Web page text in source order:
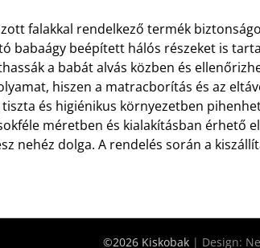
falakkal rendelkező termék
babaágy beépített hálós részeket is
a babát alvás közben és
hiszen a matracborítás és az
és higiénikus környezetben
méretben és kialakításban érhető
nehéz dolga. A rendelés során a
©2026 Kiskobak | Design: